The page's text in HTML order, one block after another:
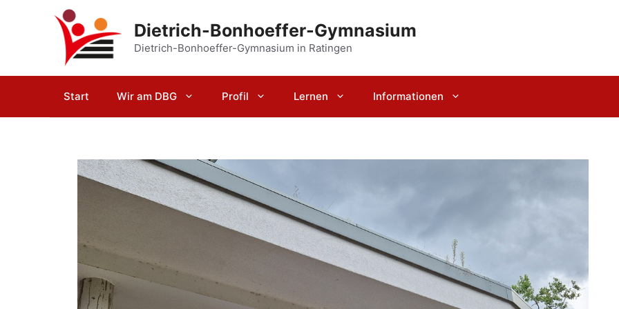
Dietrich-Bonhoeffer-Gymnasium
Dietrich-Bonhoeffer-Gymnasium in Ratingen
Start Wir am DBG Profil Lernen Informationen